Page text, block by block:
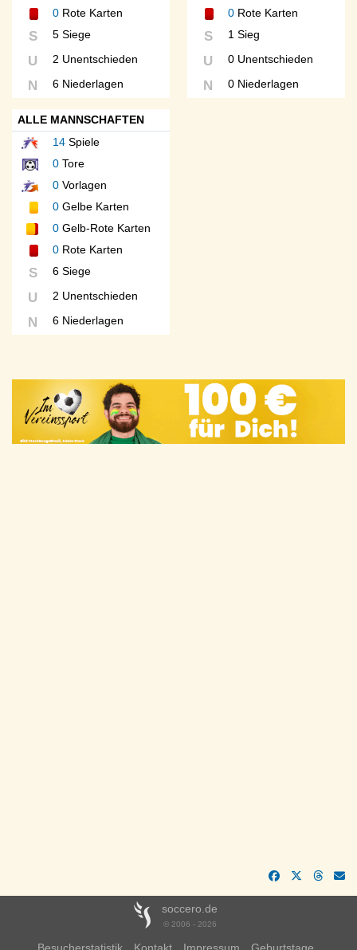
0 Rote Karten
S 5 Siege
U 2 Unentschieden
N 6 Niederlagen
0Rote Karten
S 1 Sieg
U 0 Unentschieden
N 0 Niederlagen
ALLE MANNSCHAFTEN
14 Spiele
0 Tore
0 Vorlagen
0 Gelbe Karten
0 Gelb-Rote Karten
0 Rote Karten
S 6 Siege
U 2 Unentschieden
N 6 Niederlagen
soccero.de
© 2006 - 2026